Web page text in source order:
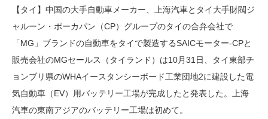
【タイ】中国の大手自動車メーカー、上海汽車とタイ大手財閥ジ
ャルーン・ポーカパン（CP）グループのタイの合弁会社で
「MG」ブランドの自動車をタイで製造するSAICモーター-CPと
販売会社のMGセールス（タイランド）は10月31日、タイ東部チ
ョンブリ県のWHAイースタンシーボード工業団地2に建設した電
気自動車（EV）用バッテリー工場が完成したと発表した。上海
汽車の東南アジアのバッテリー工場は初めて。